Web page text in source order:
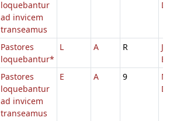
loquebantur
ad invicem
transeamus
Pastores
loquebantur*
L A R
Pastores
loquebantur
ad invicem
transeamus
E A 9